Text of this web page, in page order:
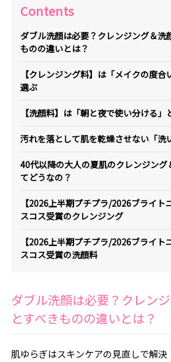
Contents
ダブル洗顔は必要？クレンジング＆洗
ものの違いとは？
【クレンジング料】は「メイクの度合
選ぶ
【洗顔料】は「朝と夜で使い分ける」
汚れを落として肌を乾燥させない「洗
40代以降の大人の夏肌のクレンジング
てどうなの？
【2026上半期プチプラ/2026ブライト
スコス受賞のクレンジング
【2026上半期プチプラ/2026ブライト
スコス受賞の洗顔料
ダブル洗顔は必要？クレン
とすべきものの違いとは？
肌ゆらぎはスキンケアの見直しで解決